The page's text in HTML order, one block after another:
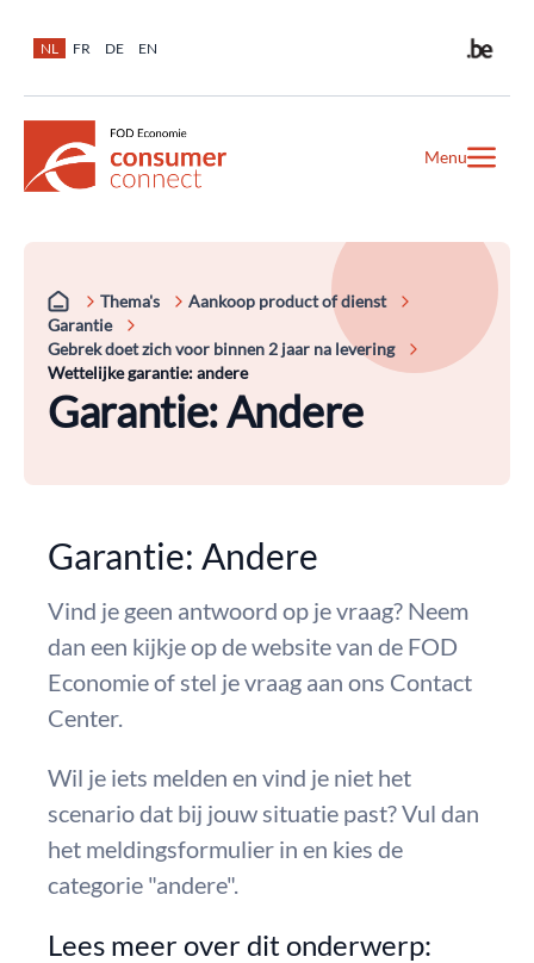
NL FR DE EN
Menu
Thema's
Aankoop product of dienst
Garantie
Gebrek doet zich voor binnen 2 jaar na levering
Wettelijke garantie: andere
Garantie: Andere
Garantie: Andere
Vind je geen antwoord op je vraag? Neem
dan een kijkje op de website van de FOD
Economie of stel je vraag aan ons Contact
Center.
Wil je iets melden en vind je niet het
scenario dat bij jouw situatie past? Vul dan
het meldingsformulier in en kies de
categorie "andere".
Lees meer over dit onderwerp: